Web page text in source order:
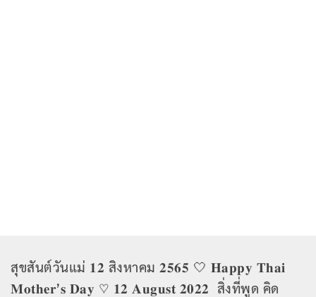
สุขสันต์วันแม่ 𝟏𝟐 สิงหาคม 𝟐𝟓𝟔𝟓 🤍 𝐇𝐚𝐩𝐩𝐲 𝐓𝐡𝐚𝐢
𝐌𝐨𝐭𝐡𝐞𝐫’𝐬 𝐃𝐚𝐲 ♡︎ 𝟏𝟐 𝐀𝐮𝐠𝐮𝐬𝐭 𝟐𝟎𝟐𝟐 สิ่งที่พูด คิด